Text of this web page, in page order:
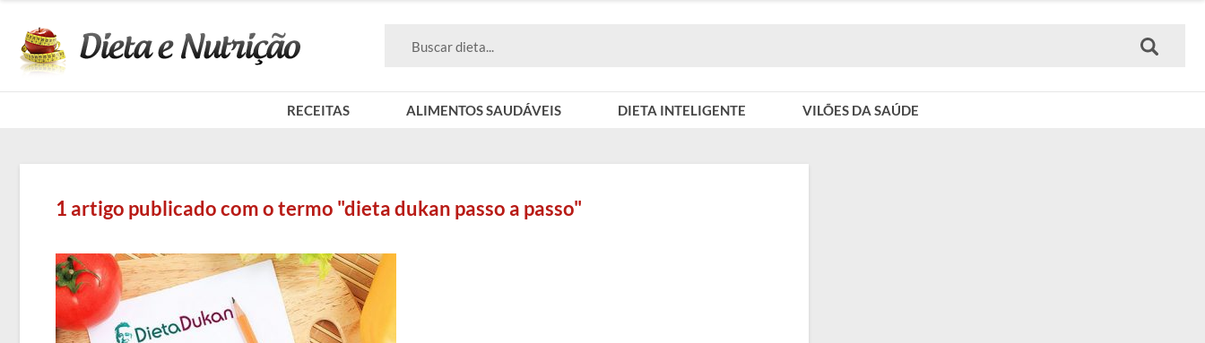
RECEITAS ALIMENTOS SAUDÁVEIS DIETA INTELIGENTE VILÕES DA SAÚDE
1 artigo publicado com o termo "dieta dukan passo a passo"